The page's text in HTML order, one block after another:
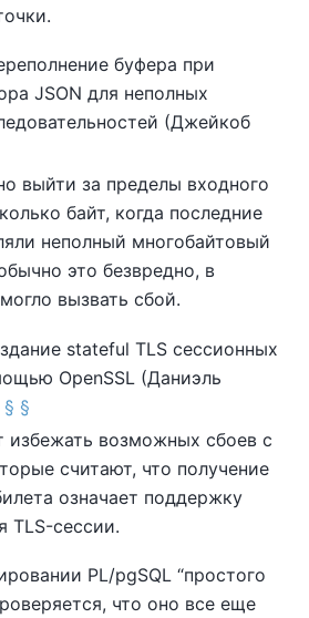
буфера при
JSON для неполных
(Джейкоб
выйти за пределы входного
байт, когда последние
неполный многобайтовый
это безвредно, в
вызвать сбой.
stateful TLS сессионных
OpenSSL (Даниэль
§ §
избежать возможных сбоев с
считают, что получение
означает поддержку
TLS-сессии.
PL/pgSQL “простого
что оно все еще